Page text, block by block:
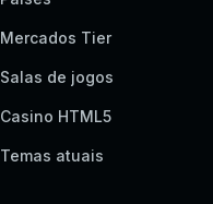
Mercados Tier
Salas de jogos
Casino HTML5
Temas atuais